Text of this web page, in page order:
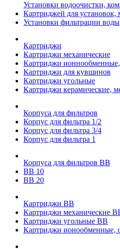
Установки водоочистки,
Картриджей для
Установки фильтрации воды
Картриджи
Картриджи механические
Картриджи
Картриджи для кувшинов
Картриджи угольные
Картриджи керамические,
Корпуса для фильтров
Корпус для фильтра 1/2
Корпус для фильтра 3/4
Корпус для фильтра 1
Корпуса для фильтров ВВ
ВВ 10
ВВ 20
Картриджи ВВ
Картриджи механические
Картриджи угольные ВВ
Картриджи ионообменные,